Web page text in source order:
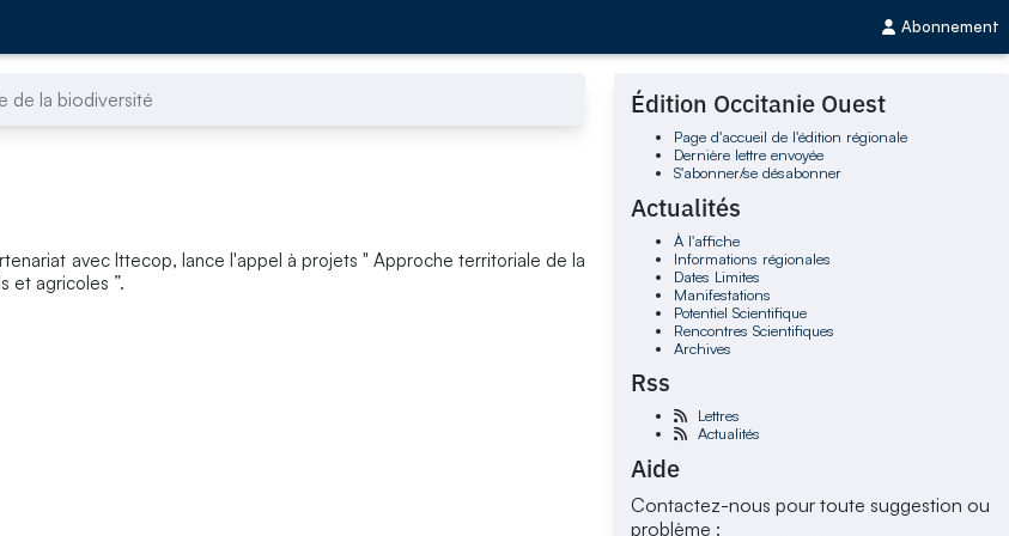
Abonnement
de la biodiversité
avec Ittecop, lance l'appel à projets " Approche territoriale de la
et agricoles ”.
Édition Occitanie Ouest
Page d'accueil de l'édition régionale
Dernière lettre envoyée
S'abonner/se désabonner
Actualités
À l'affiche
Informations régionales
Dates Limites
Manifestations
Potentiel Scientifique
Rencontres Scientifiques
Archives
Rss
Lettres
Actualités
Aide
Contactez-nous pour toute suggestion ou
problème :